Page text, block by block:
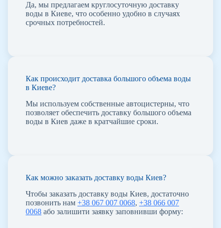
Да, мы предлагаем круглосуточную доставку
воды в Киеве, что особенно удобно в случаях
срочных потребностей.
Как происходит доставка большого объема воды
в Киеве?
Мы используем собственные автоцистерны, что
позволяет обеспечить доставку большого объема
воды в Киев даже в кратчайшие сроки.
Как можно заказать доставку воды Киев?
Чтобы заказать доставку воды Киев, достаточно
позвонить нам +38 067 007 0068, +38 066 007
0068 або залишити заявку заповнивши форму: